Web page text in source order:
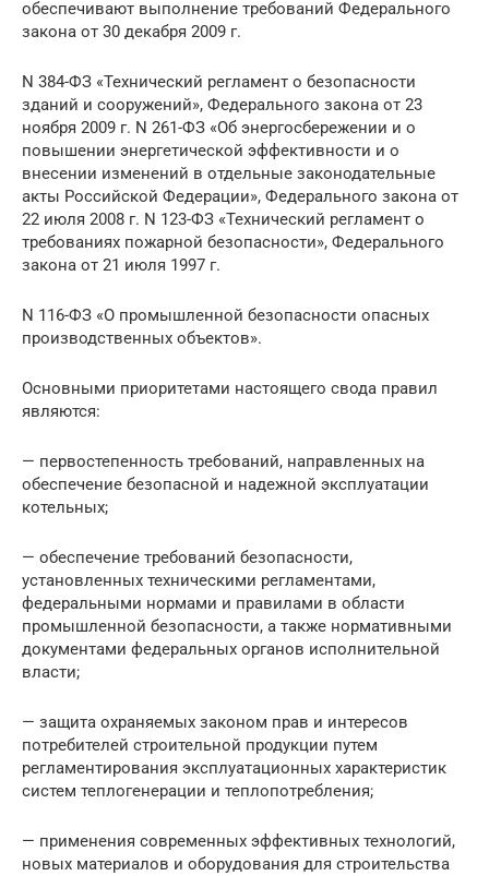
обеспечивают выполнение требований Федерального
закона от 30 декабря 2009 г.
N 384-ФЗ «Технический регламент о безопасности
зданий и сооружений», Федерального закона от 23
ноября 2009 г. N 261-ФЗ «Об энергосбережении и о
повышении энергетической эффективности и о
внесении изменений в отдельные законодательные
акты Российской Федерации», Федерального закона от
22 июля 2008 г. N 123-ФЗ «Технический регламент о
требованиях пожарной безопасности», Федерального
закона от 21 июля 1997 г.
N 116-ФЗ «О промышленной безопасности опасных
производственных объектов».
Основными приоритетами настоящего свода правил
являются:
— первостепенность требований, направленных на
обеспечение безопасной и надежной эксплуатации
котельных;
— обеспечение требований безопасности,
установленных техническими регламентами,
федеральными нормами и правилами в области
промышленной безопасности, а также нормативными
документами федеральных органов исполнительной
власти;
— защита охраняемых законом прав и интересов
потребителей строительной продукции путем
регламентирования эксплуатационных характеристик
систем теплогенерации и теплопотребления;
— применения современных эффективных технологий,
новых материалов и оборудования для строительства